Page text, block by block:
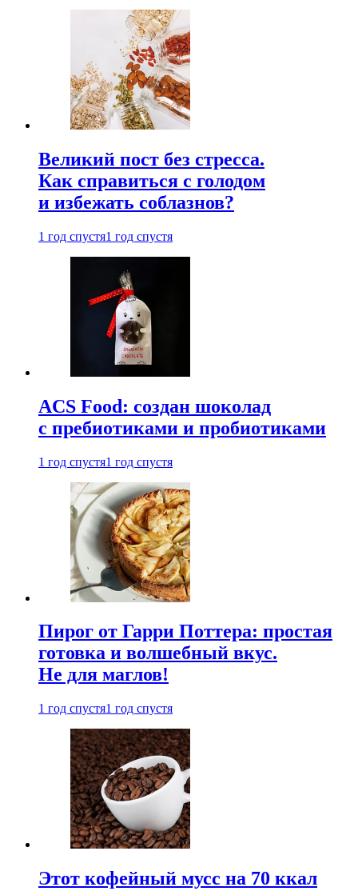
Великий пост без стресса.
Как справиться с голодом
и избежать соблазнов?
1 год спустя1 год спустя
ACS Food: создан шоколад
с пребиотиками и пробиотиками
1 год спустя1 год спустя
Пирог от Гарри Поттера: простая
готовка и волшебный вкус.
Не для маглов!
1 год спустя1 год спустя
Этот кофейный мусс на 70 ккал